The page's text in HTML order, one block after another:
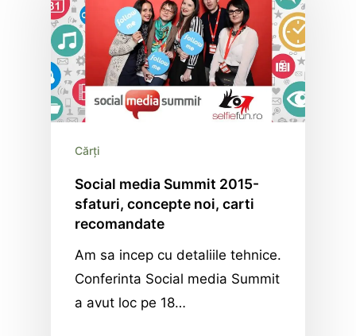
Cărți
Social media Summit 2015-
sfaturi, concepte noi, carti
recomandate
Am sa incep cu detaliile tehnice.
Conferinta Social media Summit
a avut loc pe 18…